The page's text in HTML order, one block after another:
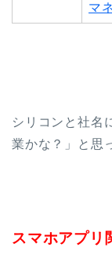
マ
シリコンと社名
業かな？」と思
スマホアプリ